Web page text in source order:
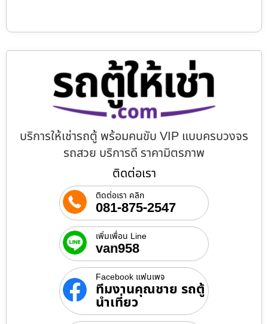
บริการให้เช่ารถตู้ พร้อมคนขับ VIP แบบครบวงจร
รถสวย บริการดี ราคามิตรภาพ
ติดต่อเรา
ติดต่อเรา คลิก
081-875-2547
เพิ่มเพื่อน Line
van958
Facebook แฟนเพจ
ทีมงานคุณชาย รถตู้
นำเที่ยว